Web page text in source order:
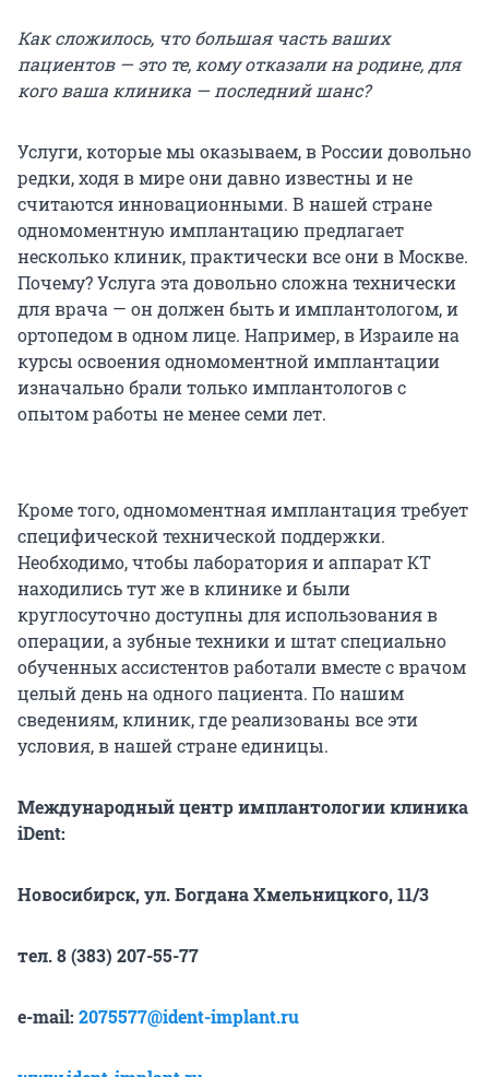
Как сложилось, что большая часть ваших
пациентов — это те, кому отказали на родине, для
кого ваша клиника — последний шанс?
Услуги, которые мы оказываем, в России довольно
редки, ходя в мире они давно известны и не
считаются инновационными. В нашей стране
одномоментную имплантацию предлагает
несколько клиник, практически все они в Москве.
Почему? Услуга эта довольно сложна технически
для врача — он должен быть и имплантологом, и
ортопедом в одном лице. Например, в Израиле на
курсы освоения одномоментной имплантации
изначально брали только имплантологов с
опытом работы не менее семи лет.
Кроме того, одномоментная имплантация требует
специфической технической поддержки.
Необходимо, чтобы лаборатория и аппарат КТ
находились тут же в клинике и были
круглосуточно доступны для использования в
операции, а зубные техники и штат специально
обученных ассистентов работали вместе с врачом
целый день на одного пациента. По нашим
сведениям, клиник, где реализованы все эти
условия, в нашей стране единицы.
Международный центр имплантологии клиника
iDent:
Новосибирск, ул. Богдана Хмельницкого, 11/3
тел. 8 (383) 207-55-77
e-mail: 2075577@ident-implant.ru